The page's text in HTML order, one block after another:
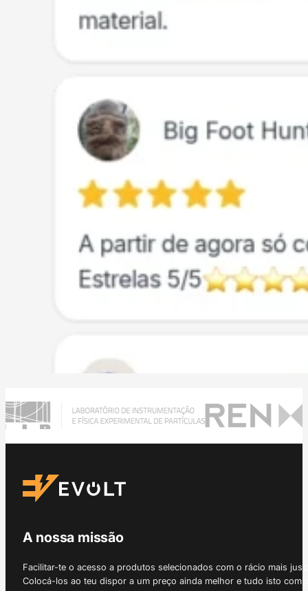
A nossa missão
Facilitar-te o acesso a produtos selecionados com o rácio mais
Colocá-los ao teu dispor a um preço ainda melhor e tudo isto